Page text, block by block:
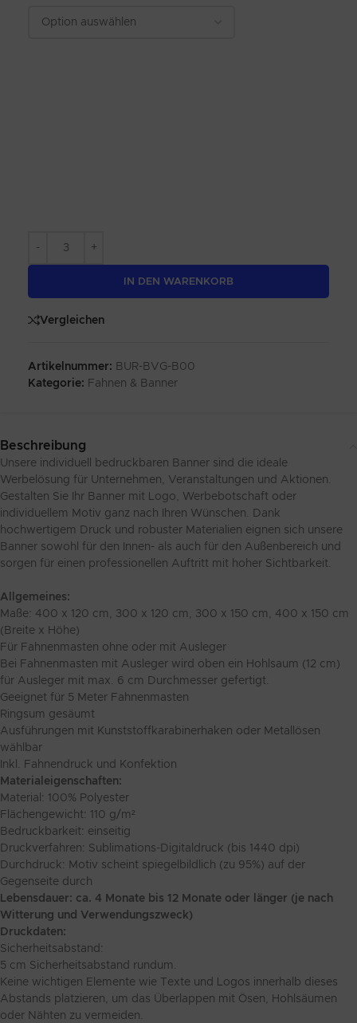
IN DEN WARENKORB
Vergleichen
Artikelnummer: BUR-BVG-B00
Kategorie: Fahnen & Banner
Beschreibung
Unsere individuell bedruckbaren Banner sind die ideale
Werbelösung für Unternehmen, Veranstaltungen und Aktionen.
Gestalten Sie Ihr Banner mit Logo, Werbebotschaft oder
individuellem Motiv ganz nach Ihren Wünschen. Dank
hochwertigem Druck und robuster Materialien eignen sich unsere
Banner sowohl für den Innen- als auch für den Außenbereich und
sorgen für einen professionellen Auftritt mit hoher Sichtbarkeit.
Allgemeines:
Maße: 400 x 120 cm, 300 x 120 cm, 300 x 150 cm, 400 x 150 cm
(Breite x Höhe)
Für Fahnenmasten ohne oder mit Ausleger
Bei Fahnenmasten mit Ausleger wird oben ein Hohlsaum (12 cm)
für Ausleger mit max. 6 cm Durchmesser gefertigt.
Geeignet für 5 Meter Fahnenmasten
Ringsum gesäumt
Ausführungen mit Kunststoffkarabinerhaken oder Metallösen
wählbar
Inkl. Fahnendruck und Konfektion
Materialeigenschaften:
Material: 100% Polyester
Flächengewicht: 110 g/m²
Bedruckbarkeit: einseitig
Druckverfahren: Sublimations-Digitaldruck (bis 1440 dpi)
Durchdruck: Motiv scheint spiegelbildlich (zu 95%) auf der
Gegenseite durch
Lebensdauer: ca. 4 Monate bis 12 Monate oder länger (je nach
Witterung und Verwendungszweck)
Druckdaten:
Sicherheitsabstand:
5 cm Sicherheitsabstand rundum.
Keine wichtigen Elemente wie Texte und Logos innerhalb dieses
Abstands platzieren, um das Überlappen mit Ösen, Hohlsäumen
oder Nähten zu vermeiden.